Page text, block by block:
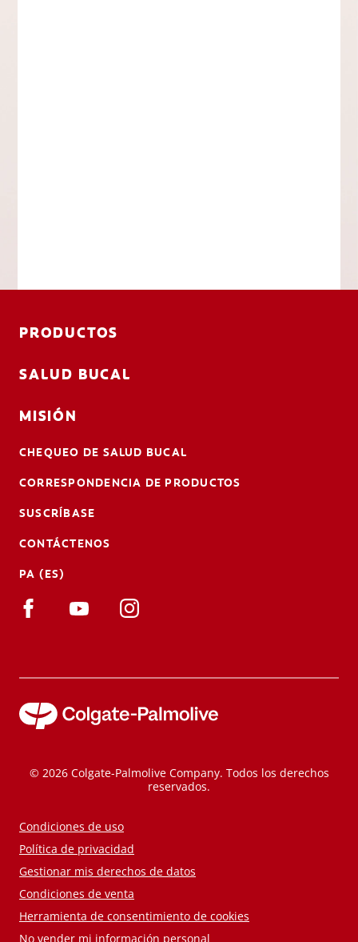
PRODUCTOS
SALUD BUCAL
MISIÓN
CHEQUEO DE SALUD BUCAL
CORRESPONDENCIA DE PRODUCTOS
SUSCRÍBASE
CONTÁCTENOS
PA (ES)
© 2026 Colgate-Palmolive Company. Todos los derechos
reservados.
Condiciones de uso
Política de privacidad
Gestionar mis derechos de datos
Condiciones de venta
Herramienta de consentimiento de cookies
No vender mi información personal